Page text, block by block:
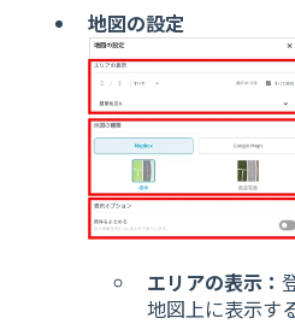
地図の設定
エリアの表示：
地図上に表示す